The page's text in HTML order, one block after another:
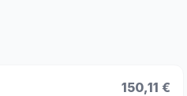
150,11 €